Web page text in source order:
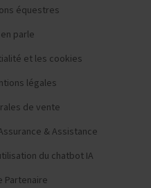
équestres
parle
et les cookies
légales
de vente
& Assistance
du chatbot IA
Partenaire